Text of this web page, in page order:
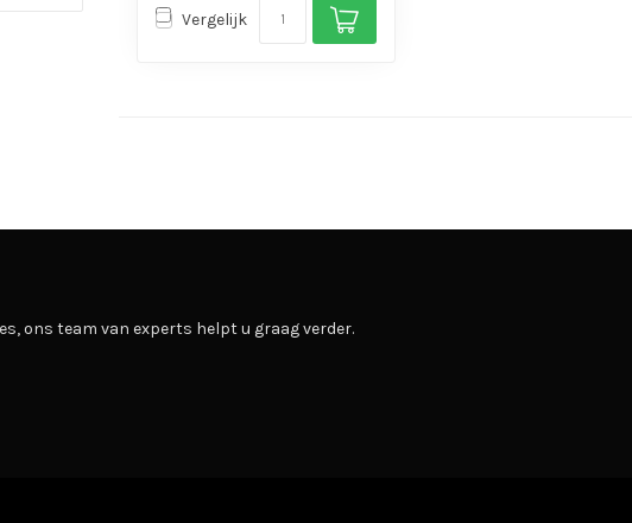
Vergelijk
ons team van experts helpt u graag verder.